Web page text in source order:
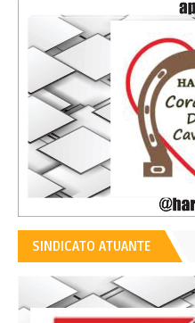
SINDICATO ATUANTE